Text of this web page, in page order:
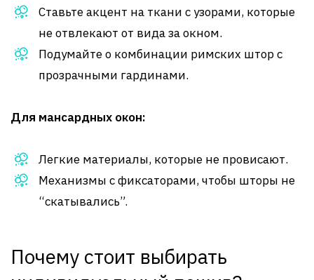
Ставьте акцент на ткани с узорами, которые
не отвлекают от вида за окном.
Подумайте о комбинации римских штор с
прозрачными гардинами.
Для мансардных окон:
Легкие материалы, которые не провисают.
Механизмы с фиксаторами, чтобы шторы не
“скатывались”.
Почему стоит выбирать